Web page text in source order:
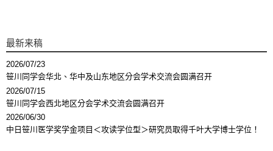
最新来稿
2026/07/23
笹川同学会华北、华中及山东地区分会学术交流会圆满召开
2026/07/15
笹川同学会西北地区分会学术交流会圆满召开
2026/06/30
中日笹川医学奖学金项目＜攻读学位型＞研究员取得千叶大学博士学位！